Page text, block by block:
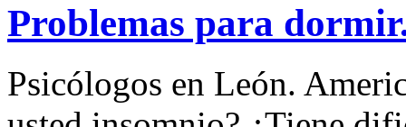
Problemas para
Psicólogos en León.